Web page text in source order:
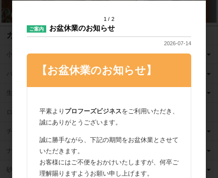
カテゴリ
小麦粉
バター
生クリーム
ロングライフ牛乳
チーズ
ナッツ
砂糖
1 2
ご案内 お盆休業のお知らせ
2026-07-14
【お盆休業のお知らせ】
平素より プロフーズビジネスをご利用いただき、
誠にありがとうございます。
誠に勝手ながら、下記の期間をお盆休業とさせて
いただきます。
お客様にはご不便をおかけいたしますが、何卒ご
理解賜りますようお願い申し上げます。